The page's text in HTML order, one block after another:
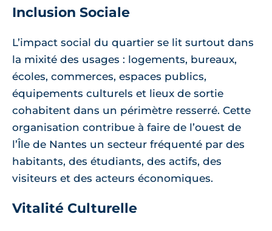
Inclusion Sociale
L’impact social du quartier se lit surtout dans
la mixité des usages : logements, bureaux,
écoles, commerces, espaces publics,
équipements culturels et lieux de sortie
cohabitent dans un périmètre resserré. Cette
organisation contribue à faire de l’ouest de
l’Île de Nantes un secteur fréquenté par des
habitants, des étudiants, des actifs, des
visiteurs et des acteurs économiques.
Vitalité Culturelle